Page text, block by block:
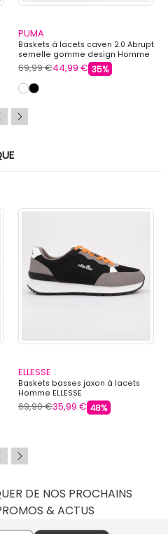
PUMA
Baskets à lacets caven 2.0 Abrupt
semelle gomme design Homme
PUMA
69,99 €44,99 € 35%
ELLESSE
Baskets basses jaxon à lacets
Homme ELLESSE
69,90 €35,99 € 48%
DE NOS PROCHAINS
& ACTUS